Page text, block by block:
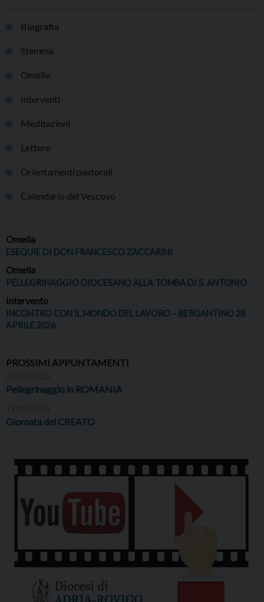
Biografia
Stemma
Omelie
Interventi
Meditazioni
Lettere
Orientamenti pastorali
Calendario del Vescovo
Omelia
ESEQUIE DI DON FRANCESCO ZACCARINI
Omelia
PELLEGRINAGGIO DIOCESANO ALLA TOMBA DI S. ANTONIO
Intervento
INCONTRO CON IL MONDO DEL LAVORO – BERGANTINO 28
APRILE 2026
PROSSIMI APPUNTAMENTI
Pellegrinaggio in ROMANIA
Giornata del CREATO